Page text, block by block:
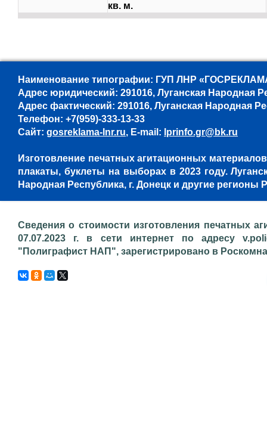
кв. м.
Наименование типографии: ГУП ЛНР
Адрес юридический: 291016, Луганская Народная
Адрес фактический: 291016, Луганская Народная
Телефон: +7(959)-333-13-33
Сайт: gosreklama-lnr.ru, E-mail: lprinfo.gr@bk.ru
Изготовление печатных агитационных
плакаты, буклеты на выборах в 2023 году.
Народная Республика, г. Донецк и другие
Сведения о стоимости изготовления печатных
07.07.2023 г. в сети интернет по адресу
"Полиграфист НАП", зарегистрировано в